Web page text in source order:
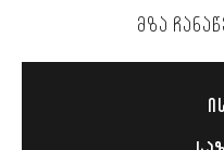
ᲛᲖᲐ